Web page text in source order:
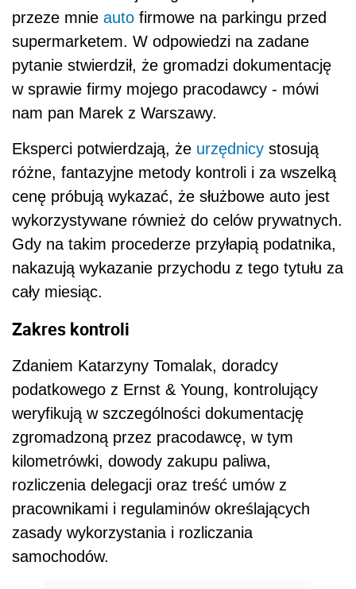
wykorzystywane również do celów prywatnych.
Gdy na takim procederze przyłapią podatnika,
nakazują wykazanie przychodu z tego tytułu za
cały miesiąc.
Zakres kontroli
Zdaniem Katarzyny Tomalak, doradcy
podatkowego z Ernst & Young, kontrolujący
weryfikują w szczególności dokumentację
zgromadzoną przez pracodawcę, w tym
kilometrówki, dowody zakupu paliwa,
rozliczenia delegacji oraz treść umów z
pracownikami i regulaminów określających
zasady wykorzystania i rozliczania
REKLAMA